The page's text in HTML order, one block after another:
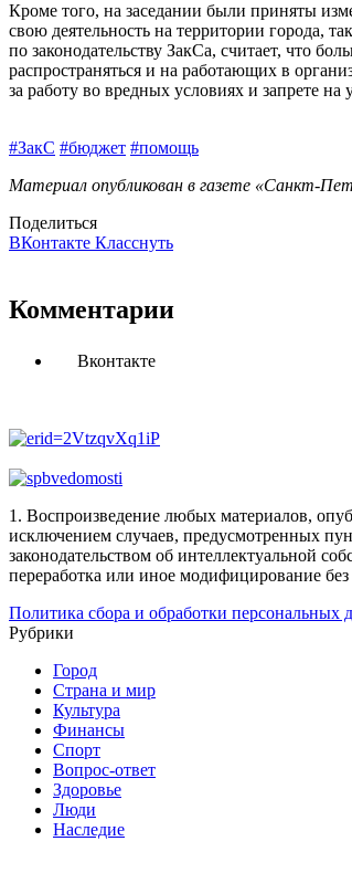
Кроме того, на заседании были приняты
свою деятельность на территории города,
по законодательству ЗакСа, считает, что
распространяться и на работающих в
за работу во вредных условиях и запрете
#ЗакС #бюджет #помощь
Материал опубликован в газете «Санкт-
Поделиться
ВКонтакте Класснуть
Комментарии
Вконтакте
1. Воспроизведение любых материалов,
исключением случаев, предусмотренных
законодательством об интеллектуальной
переработка или иное модифицирование
Политика сбора и обработки персональных
Рубрики
Город
Страна и мир
Культура
Финансы
Спорт
Вопрос-ответ
Здоровье
Люди
Наследие